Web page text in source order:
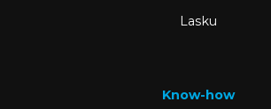
Lasku
Know-how